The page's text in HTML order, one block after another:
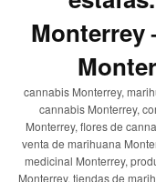
Monterrey
cannabis Monterrey,
cannabis Monterrey,
Monterrey, flores de
venta de marihuana
medicinal Monterrey,
Monterrey, tiendas de